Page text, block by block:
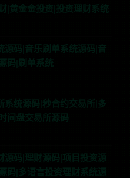
|黄金金投资|投资理财系统
源码|音乐刷单系统源码|音
码|刷单系统
系统源码|秒合约交易所|多
间盘交易所源码
源码|理财源码|项目投资源
码|多语言投资理财系统源